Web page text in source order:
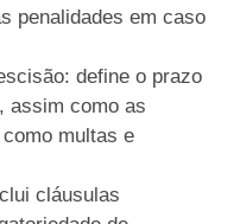
penalidades em caso
define o prazo
assim como as
multas e
cláusulas